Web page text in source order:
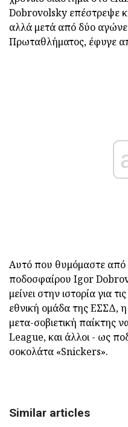
Dobrovolsky επέστρεψε
αλλά μετά από δύο
Πρωταθλήματος, έφυγε
Αυτό που θυμόμαστε από
ποδοσφαίρου Igor
μείνει στην ιστορία για
εθνική ομάδα της ΕΣΣΔ,
μετα-σοβιετική παίκτης
League, και άλλοι - ως
σοκολάτα «Snickers».
Similar articles